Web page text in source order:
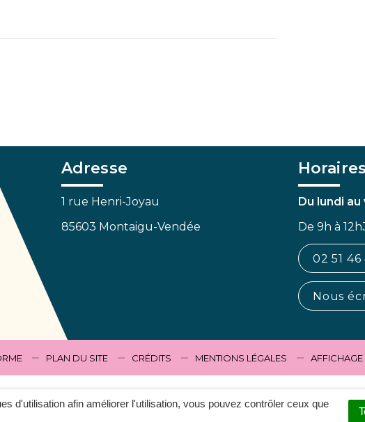
d'utilisation afin améliorer l'utilisation, vous pouvez contrôler ceux que
Adresse
1 rue Henri-Joyau
85603 Montaigu-Vendée
Du lundi
De 9h à
02 51 46
Nous
PLAN DU SITE CRÉDITS MENTIONS LÉGALES AFFICHAGE